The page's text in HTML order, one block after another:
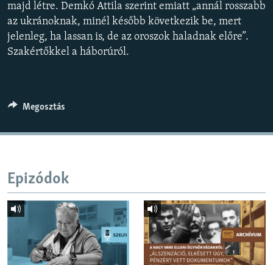
Valamennyi RFE/RL weboldal
majd létre. Demkó Attila szerint emiatt „annál rosszabb
az ukránoknak, minél később következik be, mert
jelenleg, ha lassan is, de az oroszok haladnak előre”.
Szakértőkkel a háborúról.
Megosztás
Epizódok